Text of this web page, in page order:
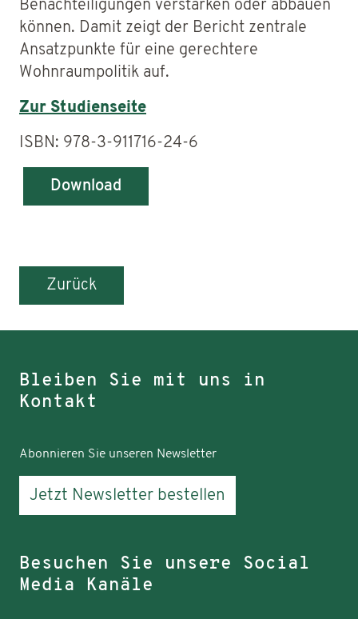
Benachteiligungen verstärken oder abbauen
können. Damit zeigt der Bericht zentrale
Ansatzpunkte für eine gerechtere
Wohnraumpolitik auf.
Zur Studienseite
ISBN: 978-3-911716-24-6
Download
Zurück
Bleiben Sie mit uns in
Kontakt
Abonnieren Sie unseren Newsletter
Jetzt Newsletter bestellen
Besuchen Sie unsere Social
Media Kanäle